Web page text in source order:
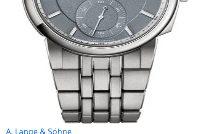
A. Lange & Söhne